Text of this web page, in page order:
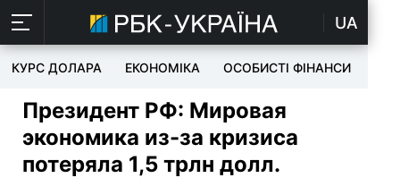
UA
КУРС ДОЛАРА ЕКОНОМІКА ОСОБИСТІ ФІНАНСИ
Президент РФ: Мировая
экономика из-за кризиса
потеряла 1,5 трлн долл.